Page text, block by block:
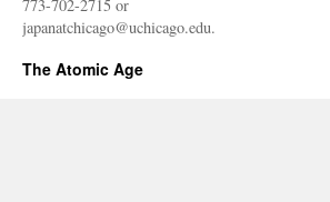
773-702-2715 or
japanatchicago@uchicago.edu.
The Atomic Age